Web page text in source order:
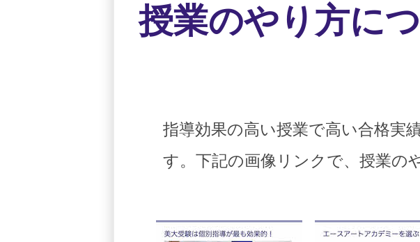
授業のやり方に
指導効果の高い授業で高い合格実
す。下記の画像リンクで、授業の